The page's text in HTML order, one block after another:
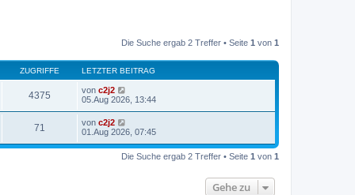
Die Suche ergab 2 Treffer • Seite 1 von 1
ZUGRIFFE LETZTER BEITRAG
4375 von c2j2
05.Aug 2026, 13:44
71 von c2j2
01.Aug 2026, 07:45
Die Suche ergab 2 Treffer • Seite 1 von 1
Gehe zu